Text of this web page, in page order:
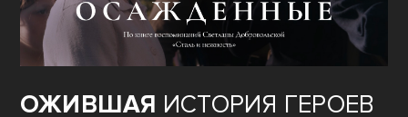
ОЖИВШАЯ ИСТОРИЯ ГЕРОЕВ